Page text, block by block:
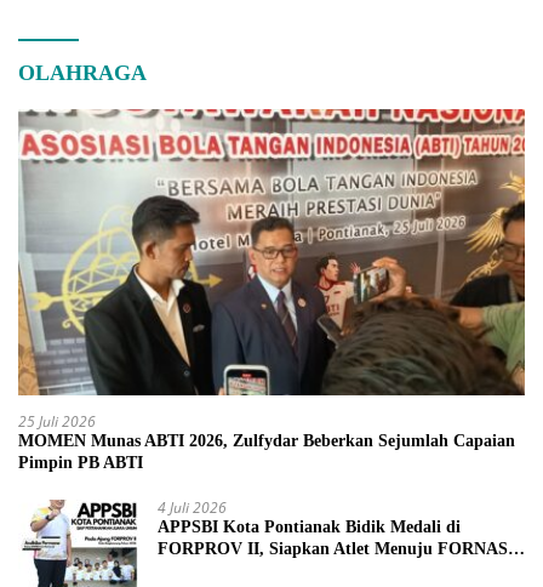
OLAHRAGA
25 Juli 2026
MOMEN Munas ABTI 2026, Zulfydar Beberkan Sejumlah Capaian
Pimpin PB ABTI
4 Juli 2026
APPSBI Kota Pontianak Bidik Medali di
FORPROV II, Siapkan Atlet Menuju FORNAS